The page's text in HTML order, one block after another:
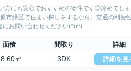
にも安心でおすすめの物件です◎冷めてし
緑区で住まい探しをするなら、交通の利便
お問い合わせください(^o^)
面積 間取り 詳細
㎡ 3DK 詳細を見